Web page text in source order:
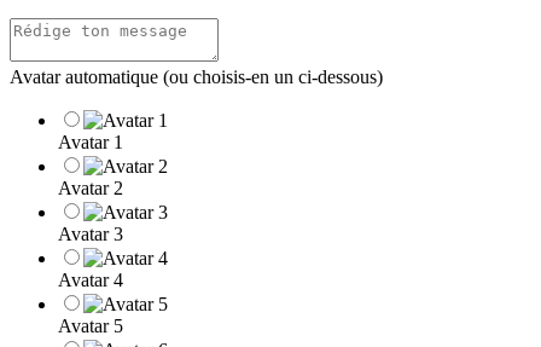
Avatar automatique (ou choisis-en un ci-dessous)
Avatar 1
Avatar 2
Avatar 3
Avatar 4
Avatar 5